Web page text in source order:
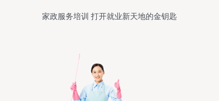
家政服务培训 打开就业新天地的金钥匙